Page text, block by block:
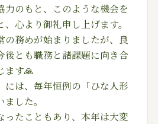
力のもと、このような機会を
心より御礼申し上げます。
の務めが始まりましたが、良
後とも職務と諸課題に向き合
ます🙏
には、毎年恒例の「ひな人形
した。
ったこともあり、本年は大変